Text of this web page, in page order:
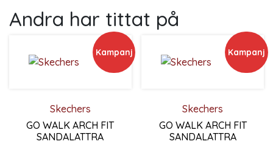
Andra har tittat på
Kampanj
Skechers
GO WALK ARCH FIT
SANDALATTRA
Kampanj
Skechers
GO WALK ARCH FIT
SANDALATTRA